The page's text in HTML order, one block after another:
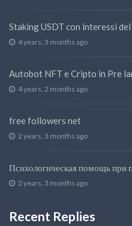
Staking USDT con interessi
4 years, 3 months ago
Autobot NFT e Cripto in Pre
4 years, 2 months ago
free followers net
2 years, 3 months ago
Психологическая помощь при
2 years, 3 months ago
Recent Replies